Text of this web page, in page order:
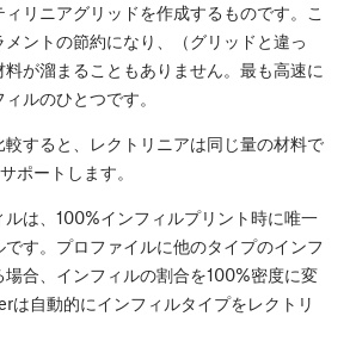
リニアグリッドを作成するものです。こ
ントの節約になり、（グリッドと違っ
が溜まることもありません。最も高速に
ルのひとつです。
すると、レクトリニアは同じ量の材料で
ポートします。
ルは、100%インフィルプリント時に唯一
す。プロファイルに他のタイプのインフ
場合、インフィルの割合を100%密度に変
は自動的にインフィルタイプをレクトリ